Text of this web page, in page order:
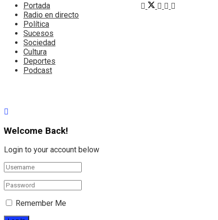
Portada
Radio en directo
Política
Sucesos
Sociedad
Cultura
Deportes
Podcast
Welcome Back!
Login to your account below
Remember Me